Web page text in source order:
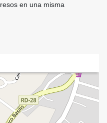
en una misma